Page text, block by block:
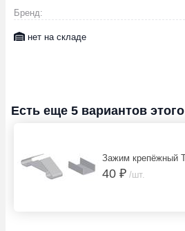
Бренд:
нет на складе
Есть еще 5 вариантов
Зажим крепёжный
40 ₽ /шт.